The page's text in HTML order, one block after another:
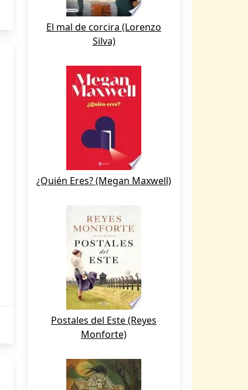
El mal de corcira (Lorenzo
Silva)
¿Quién Eres? (Megan Maxwell)
Postales del Este (Reyes
Monforte)